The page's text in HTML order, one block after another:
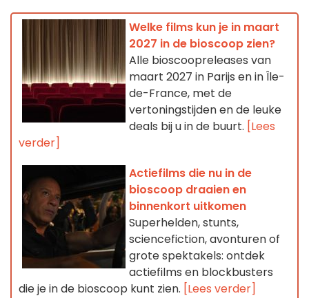
Welke films kun je in maart
2027 in de bioscoop zien?
Alle bioscoopreleases van
maart 2027 in Parijs en in Île-
de-France, met de
vertonings­tijden en de leuke
deals bij u in de buurt. [Lees
verder]
Actiefilms die nu in de
bioscoop draaien en
binnenkort uitkomen
Superhelden, stunts,
sciencefiction, avonturen of
grote spektakels: ontdek
actiefilms en blockbusters
die je in de bioscoop kunt zien. [Lees verder]